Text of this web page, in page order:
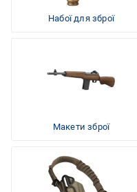
Набої для зброї
Макети зброї